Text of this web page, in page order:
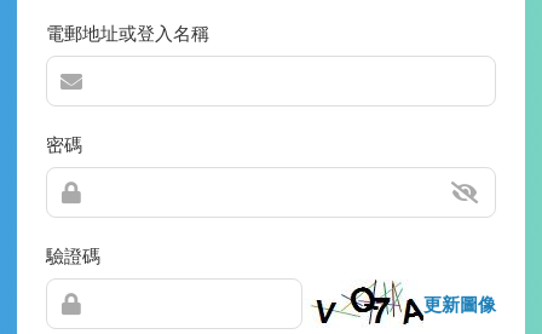
電郵地址或登入名稱
密碼
驗證碼
更新圖像